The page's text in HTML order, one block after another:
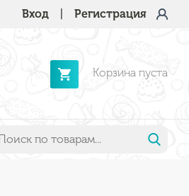
Вход Регистрация
Корзина пуста